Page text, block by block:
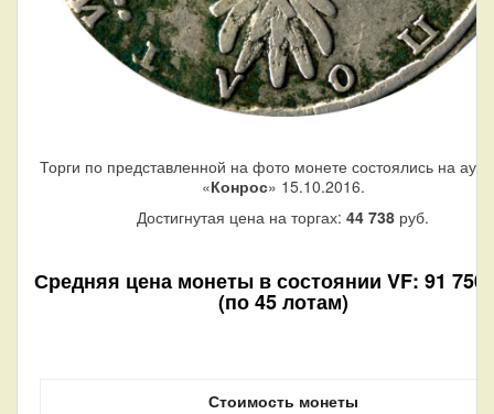
Торги по представленной на фото монете состоялись на
«Конрос» 15.10.2016.
Достигнутая цена на торгах: 44 738 руб.
Средняя цена монеты в состоянии VF: 91 750
(по 45 лотам)
Стоимость монеты